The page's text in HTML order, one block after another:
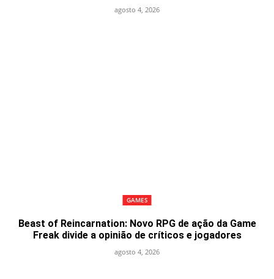
agosto 4, 2026
GAMES
Beast of Reincarnation: Novo RPG de ação da Game
Freak divide a opinião de críticos e jogadores
agosto 4, 2026